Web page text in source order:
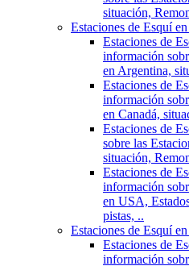
situación,
Estaciones de Esquí
Estaciones de
información
en Argentina,
Estaciones de
información
en Canadá,
Estaciones de
sobre las
situación,
Estaciones de
información
en USA,
pistas, ..
Estaciones de Esquí
Estaciones de
información